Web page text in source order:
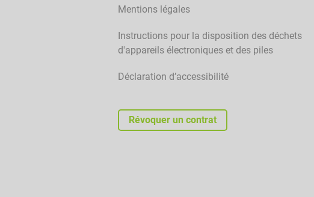
Mentions légales
Instructions pour la disposition des déchets
d'appareils électroniques et des piles
Déclaration d’accessibilité
Révoquer un contrat